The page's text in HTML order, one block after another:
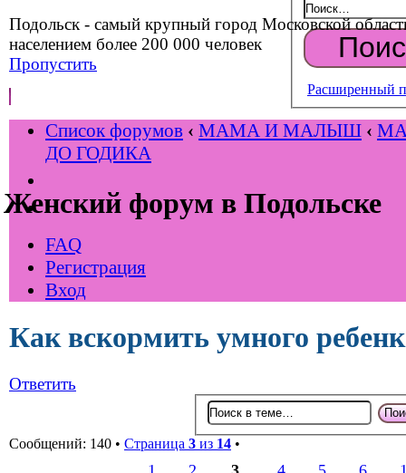
Подольск - самый крупный город Московской
населением более 200 000 человек
Пропустить
Женский форум в Подольске
Расширенный
Список форумов ‹ МАМА И МАЛЫШ ‹
ДО ГОДИКА
FAQ
Регистрация
Вход
Как вскормить умного
Ответить
Сообщений: 140 • Страница 3 из 14 •